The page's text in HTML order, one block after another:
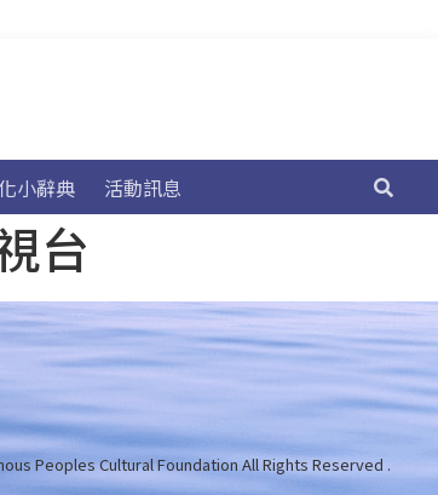
小辭典 活動訊息
台
Peoples Cultural Foundation All Rights Reserved .